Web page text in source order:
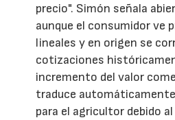
precio". Simón señala
aunque el consumidor ve
lineales y en origen se
cotizaciones
incremento del valor
traduce
para el agricultor debido